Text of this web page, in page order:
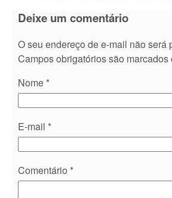
Deixe um comentário
O seu endereço de e-mail não será
Campos obrigatórios são marcados
Nome *
E-mail *
Comentário *